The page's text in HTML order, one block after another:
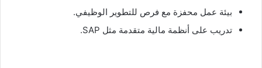
بيئة عمل محفزة مع فرص للتطوير الوظيفي.
تدريب على أنظمة مالية متقدمة مثل SAP.